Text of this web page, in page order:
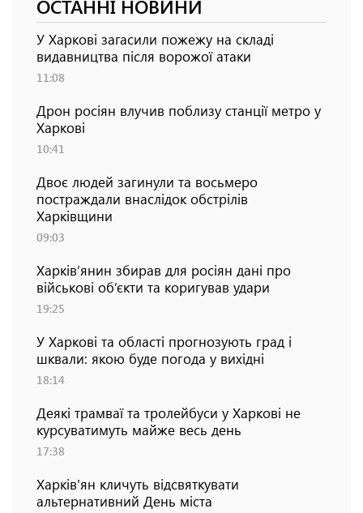
ОСТАННІ НОВИНИ
У Харкові загасили пожежу на складі
видавництва після ворожої атаки
11:08
Дрон росіян влучив поблизу станції метро у
Харкові
10:41
Двоє людей загинули та восьмеро
постраждали внаслідок обстрілів
Харківщини
09:03
Харків’янин збирав для росіян дані про
військові об’єкти та коригував удари
19:25
У Харкові та області прогнозують град і
шквали: якою буде погода у вихідні
18:14
Деякі трамваї та тролейбуси у Харкові не
курсуватимуть майже весь день
17:38
Харків'ян кличуть відсвяткувати
альтернативний День міста